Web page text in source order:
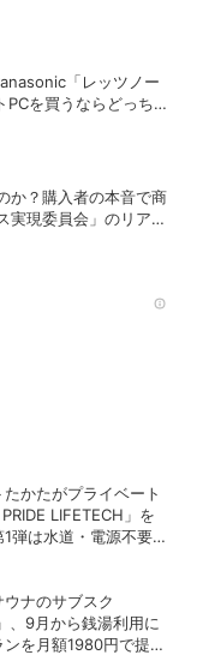
「レッツノー
PCを買うならどっち
か？購入者の本音で商
実現委員会」のリアル
かたがプライベート
LIFETECH」を
1弾は水道・電源不要
ナのサブスク
、9月から銭湯利用に
を月額1980円で提供